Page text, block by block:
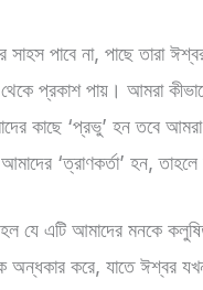
সাহস পাবে না, পাছে তারা
প্রকাশ পায়। আমরা
কাছে ‘প্রভু’ হন তবে আমরা
‘ত্রাণকর্তা’ হন,
যে এটি আমাদের মনকে
অন্ধকার করে, যাতে ঈশ্বর